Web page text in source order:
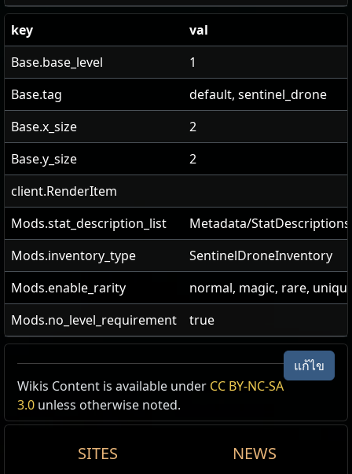
key
val
Base.base_level
1
Base.tag
default, sentinel_drone
Base.x_size
2
Base.y_size
2
client.RenderItem
Mods.stat_description_list
Metadata/
Mods.inventory_type
SentinelDroneInventory
Mods.enable_rarity
normal, magic, rare,
Mods.no_level_requirement
true
The Benefactor หุ่นอารักษ์ย่องตามโคบอลต์
ต้องการ เลเวล18
มอบออร่า น้ำแข็งพิสุทธิ์ (Purity of Ice) เลเวล
มอบออร่า หิงสา (Malevolence) เลเวล
ช่วง
ชื่อ เลเวล Domain Description
1
เพิ่มความเร็วใน
แก้ไข
Wikis Content is available under CC BY-NC-SA
3.0 unless otherwise noted.
SITES NEWS